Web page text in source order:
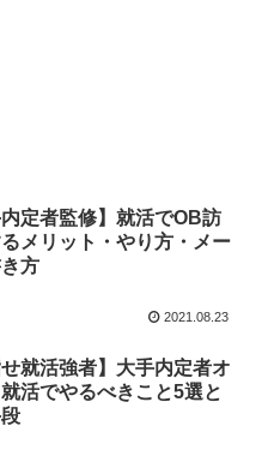
内定者監修】就活でOB訪
メリット・やり方・メー
方
2021.08.23
せ就活強者】大手内定者オ
活でやるべきこと5選と